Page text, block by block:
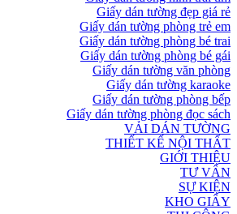
Giấy dán tường đẹp giá rẻ
Giấy dán tường phòng trẻ em
Giấy dán tường phòng bé trai
Giấy dán tường phòng bé gái
Giấy dán tường văn phòng
Giấy dán tường karaoke
Giấy dán tường phòng bếp
Giấy dán tường phòng đọc sách
VẢI DÁN TƯỜNG
THIẾT KẾ NỘI THẤT
GIỚI THIỆU
TƯ VẤN
SỰ KIỆN
KHO GIẤY